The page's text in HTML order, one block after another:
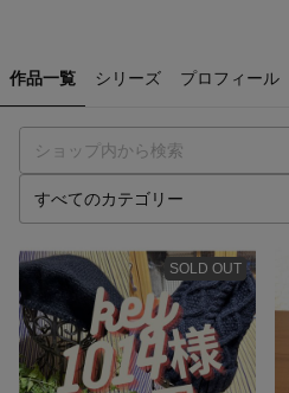
作品一覧 シリーズ プロフィール
SOLD OUT